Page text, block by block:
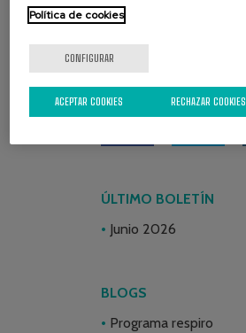
REDES SOCIALES
ÚLTIMO BOLETÍN
Junio 2026
BLOGS
Programa respiro
Política de cookies
CONFIGURAR
RECHAZAR COOKIES
ACEPTAR COOKIES